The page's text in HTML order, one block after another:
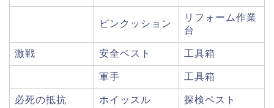
ピンクッション
リフォーム作業
台
激戦 安全ベスト 工具箱
軍手 工具箱
必死の抵抗 ホイッスル 探検ベスト